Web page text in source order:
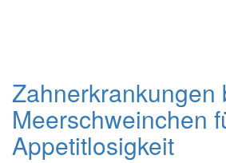
Zahnerkrankungen
Meerschweinchen
Appetitlosigkeit